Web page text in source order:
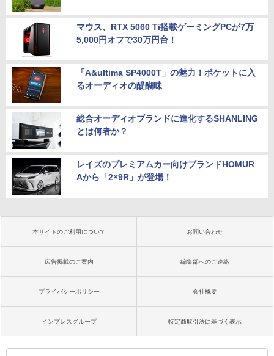
マウス、RTX 5060 Ti搭載ゲーミングPCが7万
5,000円オフで30万円台！
「A&ultima SP4000T」の魅力！ポケットに入
るオーディオの醍醐味
総合オーディオブランドに進化するSHANLING
とは何者か？
レイズのプレミアムカー向けブランドHOMUR
Aから「2×9R」が登場！
本サイトのご利用について お問い合わせ
広告掲載のご案内 編集部へのご連絡
プライバシーポリシー 会社概要
インプレスグループ 特定商取引法に基づく表示